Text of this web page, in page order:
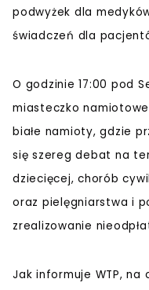
podwyżek dla
świadczeń dla
O godzinie 17:00 pod
miasteczko
białe namioty, gdzie
się szereg debat na
dziecięcej, chorób
oraz pielęgniarstwa i
zrealizowanie
Jak informuje WTP,